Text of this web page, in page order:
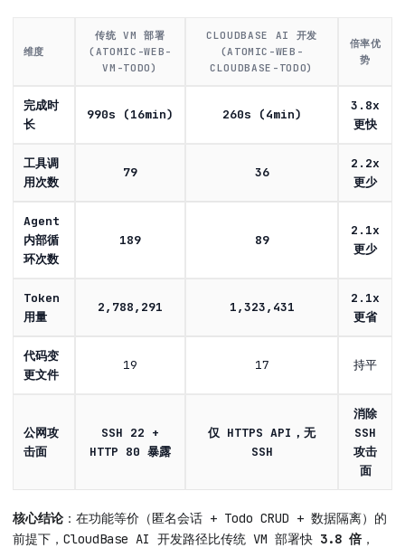
维度
传统 VM 部署
(ATOMIC-WEB-
VM-TODO)
CLOUDBASE AI 开发
(ATOMIC-WEB-
CLOUDBASE-TODO)
倍率优
势
完成时
长
990s (16min) 260s (4min)
3.8x
更快
工具调
用次数
79 36
2.2x
更少
Agent
内部循
环次数
189 89
2.1x
更少
Token
用量
2,788,291 1,323,431
2.1x
更省
代码变
更文件
19 17 持平
公网攻
击面
SSH 22 +
HTTP 80 暴露
仅 HTTPS API，无
SSH
消除
SSH
攻击
面
核心结论 ：在功能等价（匿名会话 + Todo CRUD + 数据隔离）的
前提下，CloudBase AI 开发路径比传统 VM 部署快 3.8 倍，